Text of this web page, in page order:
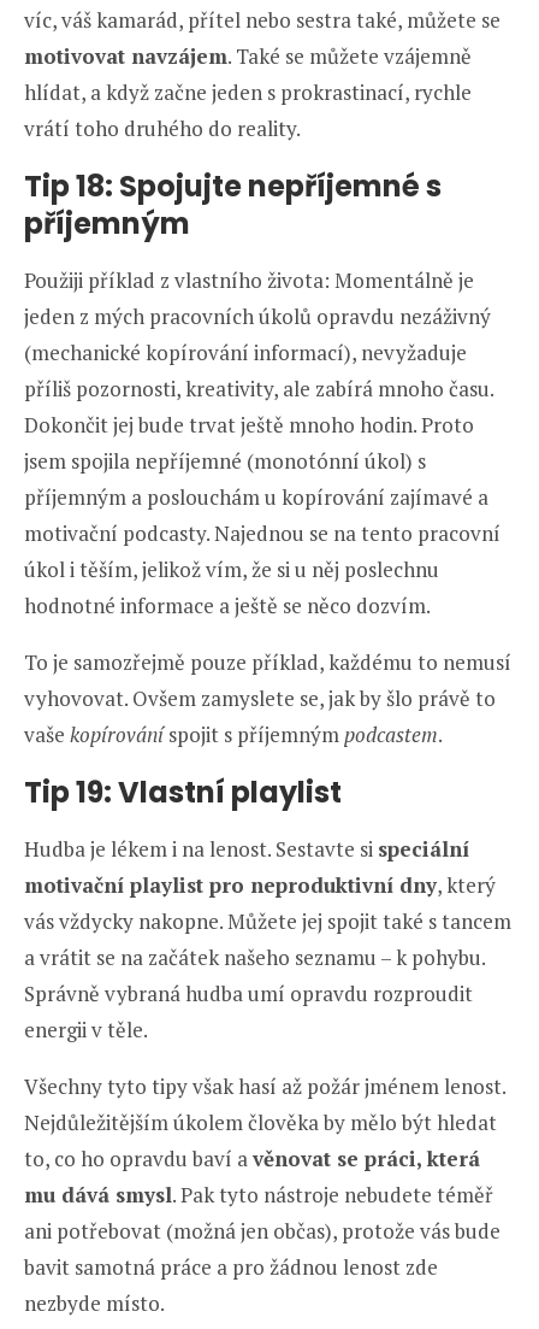
víc, váš kamarád, přítel nebo sestra také, můžete se
motivovat navzájem. Také se můžete vzájemně
hlídat, a když začne jeden s prokrastinací, rychle
vrátí toho druhého do reality.
Tip 18: Spojujte nepříjemné s
příjemným
Použiji příklad z vlastního života: Momentálně je
jeden z mých pracovních úkolů opravdu nezáživný
(mechanické kopírování informací), nevyžaduje
příliš pozornosti, kreativity, ale zabírá mnoho času.
Dokončit jej bude trvat ještě mnoho hodin. Proto
jsem spojila nepříjemné (monotónní úkol) s
příjemným a poslouchám u kopírování zajímavé a
motivační podcasty. Najednou se na tento pracovní
úkol i těším, jelikož vím, že si u něj poslechnu
hodnotné informace a ještě se něco dozvím.
To je samozřejmě pouze příklad, každému to nemusí
vyhovovat. Ovšem zamyslete se, jak by šlo právě to
vaše kopírováníspojit s příjemnýmpodcastem.
Tip 19: Vlastní playlist
Hudba je lékem i na lenost. Sestavte si speciální
motivační playlist pro neproduktivní dny, který
vás vždycky nakopne. Můžete jej spojit také s tancem
a vrátit se na začátek našeho seznamu – k pohybu.
Správně vybraná hudba umí opravdu rozproudit
energii v těle.
Všechny tyto tipy však hasí až požár jménem lenost.
Nejdůležitějším úkolem člověka by mělo být hledat
to, co ho opravdu baví avěnovat se práci, která
mu dává smysl. Pak tyto nástroje nebudete téměř
ani potřebovat (možná jen občas), protože vás bude
bavit samotná práce a pro žádnou lenost zde
nezbyde místo.